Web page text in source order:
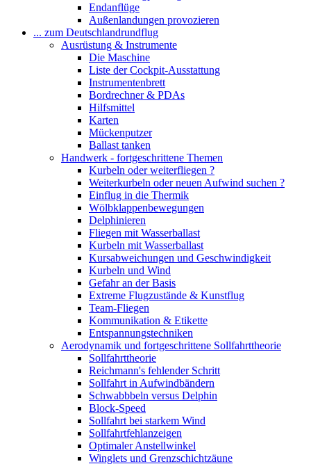
Endanflüge
Außenlandungen provozieren
... zum Deutschlandrundflug
Ausrüstung & Instrumente
Die Maschine
Liste der Cockpit-Ausstattung
Instrumentenbrett
Bordrechner & PDAs
Hilfsmittel
Karten
Mückenputzer
Ballast tanken
Handwerk - fortgeschrittene Themen
Kurbeln oder weiterfliegen ?
Weiterkurbeln oder neuen Aufwind suchen ?
Einflug in die Thermik
Wölbklappenbewegungen
Delphinieren
Fliegen mit Wasserballast
Kurbeln mit Wasserballast
Kursabweichungen und Geschwindigkeit
Kurbeln und Wind
Gefahr an der Basis
Extreme Flugzustände & Kunstflug
Team-Fliegen
Kommunikation & Etikette
Entspannungstechniken
Aerodynamik und fortgeschrittene Sollfahrttheorie
Sollfahrttheorie
Reichmann's fehlender Schritt
Sollfahrt in Aufwindbändern
Schwabbbeln versus Delphin
Block-Speed
Sollfahrt bei starkem Wind
Sollfahrtfehlanzeigen
Optimaler Anstellwinkel
Winglets und Grenzschichtzäune